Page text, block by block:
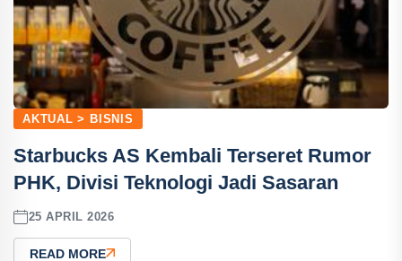
AKTUAL > BISNIS
Starbucks AS Kembali Terseret Rumor
PHK, Divisi Teknologi Jadi Sasaran
25 APRIL 2026
READ MORE